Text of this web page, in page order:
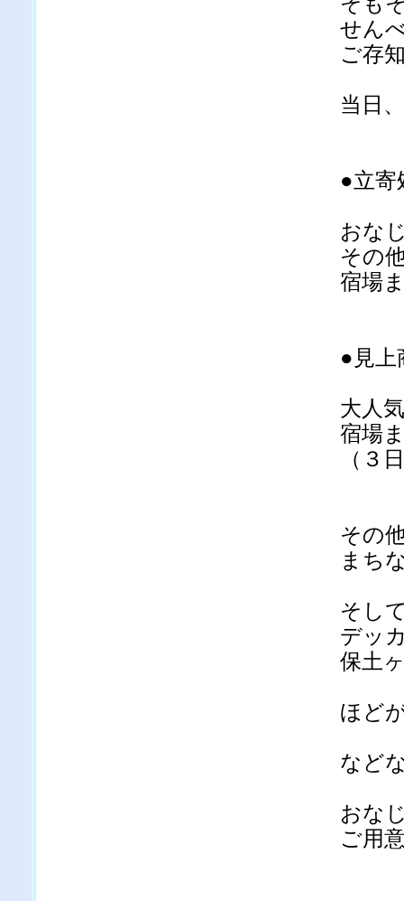
せん
ご存
当日
●立寄
おな
その
宿場
●見上
大人
宿場
（３
その
まち
そし
デッ
保土
ほど
など
おな
ご用